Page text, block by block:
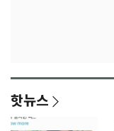
핫뉴스